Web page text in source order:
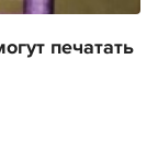
печатать